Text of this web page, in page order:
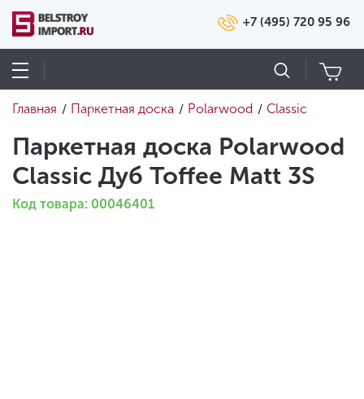
+7 (495) 720 95 96
Главная / Паркетная доска / Polarwood / Classic
Паркетная доска Polarwood
Classic Дуб Toffee Matt 3S
Код товара: 00046401